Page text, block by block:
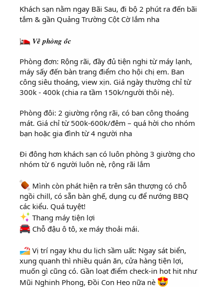
Khách sạn nằm ngay Bãi Sau, đi bộ 2 phút ra đến bãi
tắm & gần Quảng Trường Cột Cờ lắm nha
𝑽𝒆̂̀ 𝒑𝒉𝒐̀𝒏𝒈 𝒐̂́𝒄
Phòng đơn: Rộng rãi, đầy đủ tiện nghi từ máy lạnh,
máy sấy đến bàn trang điểm cho hội chị em. Ban
công siêu thoáng, view xịn. Giá ngày thường chỉ từ
300k - 400k (chia ra tầm 150k/người thôi nè).
Phòng đôi: 2 giường rộng rãi, có ban công thoáng
mát. Giá chỉ từ 500k-600k/đêm – quá hời cho nhóm
bạn hoặc gia đình từ 4 người nha
Đi đông hơn khách sạn có luôn phòng 3 giường cho
nhóm từ 6 người luôn nè, rộng rãi lắm
Mình còn phát hiện ra trên sân thượng có chỗ
ngồi chill, có sẵn bàn ghế, dụng cụ để nướng BBQ
các kiểu. Quá tuyệt!
Thang máy tiện lợi
Chỗ đậu ô tô, xe máy thoải mái.
Vị trí ngay khu du lịch sầm uất: Ngay sát biển,
xung quanh thì nhiều quán ăn, cửa hàng tiện lợi,
muốn gì cũng có. Gần loạt điểm check-in hot hit như
Mũi Nghinh Phong, Đồi Con Heo nữa nè